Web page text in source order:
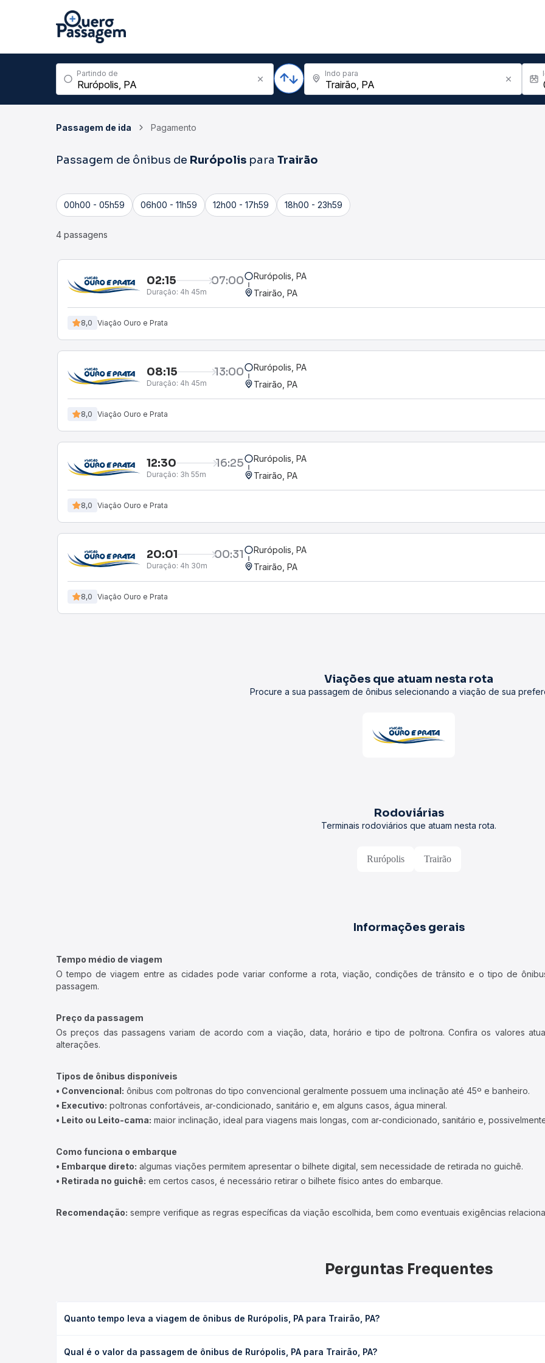
Partindo de Indo para
Passagem de ida Pagamento
Passagem de ônibus de Rurópolis para Trairão
00h00 - 05h59 06h00 - 11h59 12h00 - 17h59 18h00 - 23h59
4 passagens
02:15 07:00
Duração: 4h 45m
Rurópolis, PA
Trairão, PA
8,0 Viação Ouro e Prata
08:15 13:00
Duração: 4h 45m
Rurópolis, PA
Trairão, PA
8,0 Viação Ouro e Prata
12:30 16:25
Duração: 3h 55m
Rurópolis, PA
Trairão, PA
8,0 Viação Ouro e Prata
20:01 00:31
Duração: 4h 30m
Rurópolis, PA
Trairão, PA
8,0 Viação Ouro e Prata
Viações que atuam nesta rota
Procure a sua passagem de ônibus selecionando a viação de sua
Rodoviárias
Terminais rodoviários que atuam nesta rota.
Rurópolis Trairão
Informações gerais
Tempo médio de viagem
O tempo de viagem entre as cidades pode variar conforme a rota, viação, condições de trânsito e o tipo de
passagem.
Preço da passagem
Os preços das passagens variam de acordo com a viação, data, horário e tipo de poltrona. Confira os valores
alterações.
Tipos de ônibus disponíveis
• Convencional: ônibus com poltronas do tipo convencional geralmente possuem uma inclinação até 45º e banheiro.
• Executivo: poltronas confortáveis, ar-condicionado, sanitário e, em alguns casos, água mineral.
• Leito ou Leito-cama: maior inclinação, ideal para viagens mais longas, com ar-condicionado, sanitário e,
Como funciona o embarque
• Embarque direto: algumas viações permitem apresentar o bilhete digital, sem necessidade de retirada no guichê.
• Retirada no guichê: em certos casos, é necessário retirar o bilhete físico antes do embarque.
Recomendação: sempre verifique as regras específicas da viação escolhida, bem como eventuais exigências
Perguntas Frequentes
Quanto tempo leva a viagem de ônibus de Rurópolis, PA para Trairão, PA?
as condições de tráfego. Na Quero Passagem você consulta os horários disponíveis e vê a duração exata de cada
Qual é o valor da passagem de ônibus de Rurópolis, PA para Trairão, PA?